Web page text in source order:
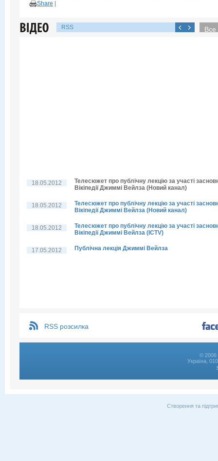
Share
RSS Все
18.05.2012
Телесюжет про публічну лекцію за участі
Вікіпедії Джиммі Вейлза (Новий канал)
18.05.2012
Телесюжет про публічну лекцію за участі
Вікіпедії Джиммі Вейлза (Новий канал)
18.05.2012
Телесюжет про публічну лекцію за участі
Вікіпедії Джиммі Вейлза (ICTV)
17.05.2012 Публічна лекція Джиммі Вейлза
RSS розсилка
© 2006
Україна,
Створення та